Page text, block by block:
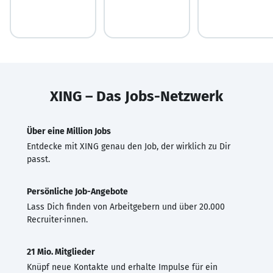
XING – Das Jobs-Netzwerk
Über eine Million Jobs
Entdecke mit XING genau den Job, der wirklich zu Dir
passt.
Persönliche Job-Angebote
Lass Dich finden von Arbeitgebern und über 20.000
Recruiter·innen.
21 Mio. Mitglieder
Knüpf neue Kontakte und erhalte Impulse für ein